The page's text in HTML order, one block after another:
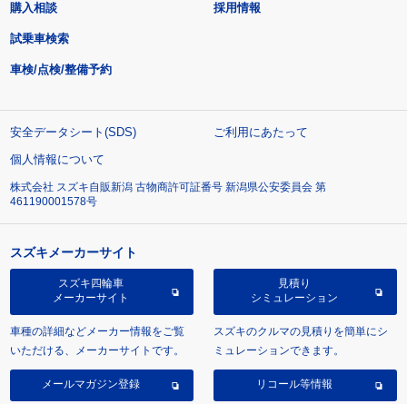
購入相談
試乗車検索
車検/点検/整備予約
採用情報
安全データシート(SDS)
ご利用にあたって
個人情報について
株式会社 スズキ自販新潟 古物商許可証番号 新潟県公安委員会 第
461190001578号
スズキメーカーサイト
スズキ四輪車
メーカーサイト
車種の詳細などメーカー情報をご覧
いただける、メーカーサイトです。
見積り
シミュレーション
スズキのクルマの見積りを簡単にシ
ミュレーションできます。
メールマガジン登録 リコール等情報